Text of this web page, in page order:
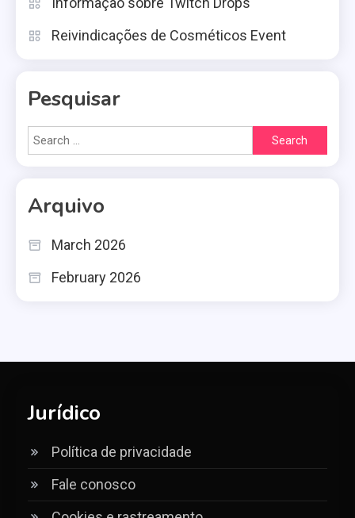
Reivindicações de Cosméticos Event
Pesquisar
Search
for:
Arquivo
March 2026
February 2026
Jurídico
Política de privacidade
Fale conosco